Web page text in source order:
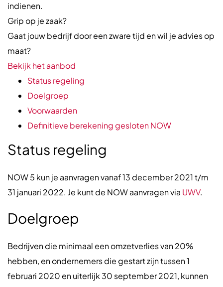
indienen.
Grip op je zaak?
Gaat jouw bedrijf door een zware tijd en wil je advies op
maat?
Bekijk het aanbod
Status regeling
Doelgroep
Voorwaarden
Definitieve berekening gesloten NOW
Status regeling
NOW 5 kun je aanvragen vanaf 13 december 2021 t/m
31 januari 2022. Je kunt de NOW aanvragen via UWV.
Doelgroep
Bedrijven die minimaal een omzetverlies van 20%
hebben, en ondernemers die gestart zijn tussen 1
februari 2020 en uiterlijk 30 september 2021, kunnen